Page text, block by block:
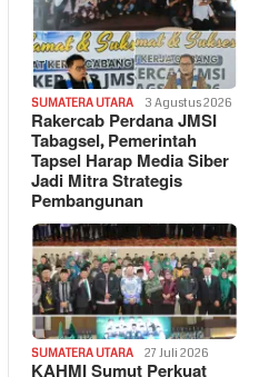
SUMATERA UTARA 3 Agustus 2026
Rakercab Perdana JMSI
Tabagsel, Pemerintah
Tapsel Harap Media Siber
Jadi Mitra Strategis
Pembangunan
SUMATERA UTARA 27 Juli 2026